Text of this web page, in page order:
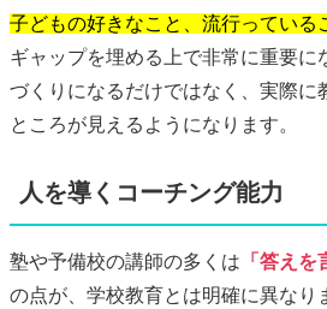
子どもの好きなこと、流行っている
ギャップを埋める上で非常に重要に
づくりになるだけではなく、実際に
ところが見えるようになります。
人を導くコーチング能力
塾や予備校の講師の多くは 「答えを
の点が、学校教育とは明確に異なり